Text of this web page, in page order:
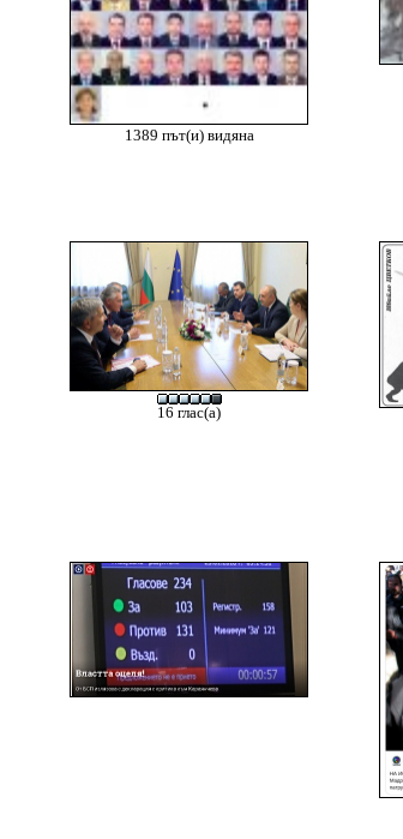
1389 път(и) видяна
16 глас(а)